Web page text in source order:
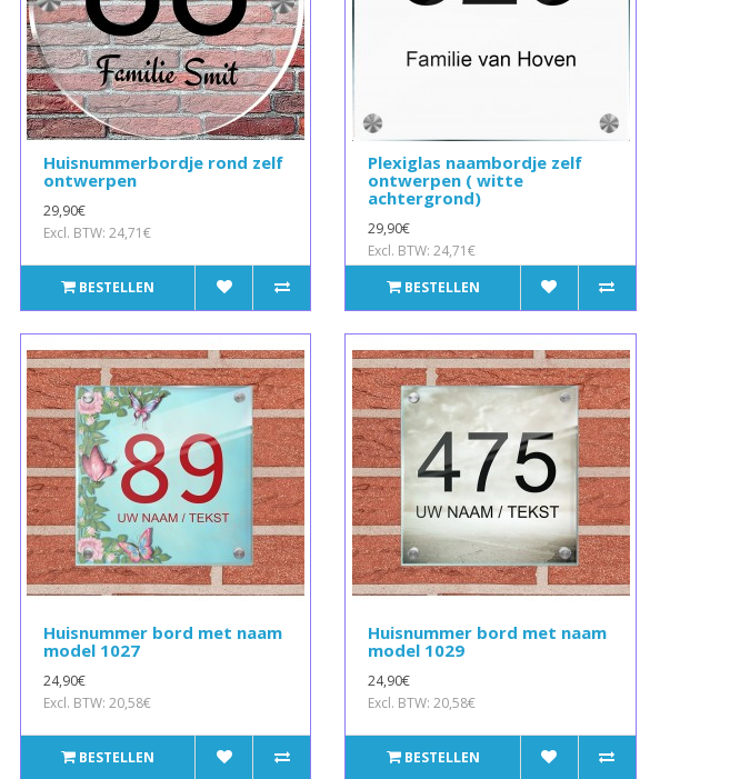
Huisnummerbordje rond zelf
ontwerpen
29,90€
Excl. BTW: 24,71€
BESTELLEN
Plexiglas naambordje zelf
ontwerpen ( witte
achtergrond)
29,90€
Excl. BTW: 24,71€
BESTELLEN
Huisnummer bord met naam
model 1027
24,90€
Excl. BTW: 20,58€
BESTELLEN
Huisnummer bord met naam
model 1029
24,90€
Excl. BTW: 20,58€
BESTELLEN